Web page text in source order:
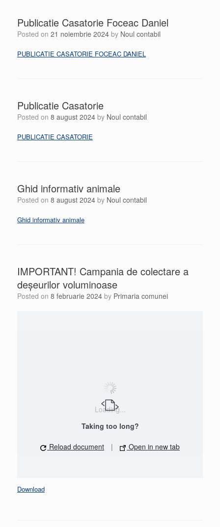
Publicatie Casatorie Foceac Daniel
Posted on 21 noiembrie 2024 by Noul contabil
PUBLICATIE CASATORIE FOCEAC DANIEL
Publicatie Casatorie
Posted on 8 august 2024 by Noul contabil
PUBLICATIE CASATORIE
Ghid informativ animale
Posted on 8 august 2024 by Noul contabil
Ghid informativ animale
IMPORTANT! Campania de colectare a
deșeurilor voluminoase
Posted on 8 februarie 2024 by Primaria comunei
Loading...
Taking too long?
Reload document | Open in new tab
Download